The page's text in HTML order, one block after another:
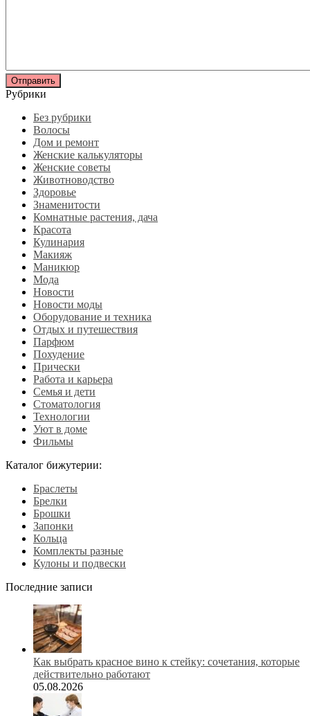
Рубрики
Без рубрики
Волосы
Дом и ремонт
Женские калькуляторы
Женские советы
Животноводство
Здоровье
Знаменитости
Комнатные растения, дача
Красота
Кулинария
Макияж
Маникюр
Мода
Новости
Новости моды
Оборудование и техника
Отдых и путешествия
Парфюм
Похудение
Прически
Работа и карьера
Семья и дети
Стоматология
Технологии
Уют в доме
Фильмы
Каталог бижутерии:
Браслеты
Брелки
Брошки
Запонки
Кольца
Комплекты разные
Кулоны и подвески
Последние записи
Как выбрать красное вино к стейку: сочетания, которые
действительно работают
05.08.2026